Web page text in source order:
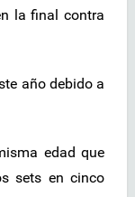
la final contra
año debido a
edad que
sets en cinco